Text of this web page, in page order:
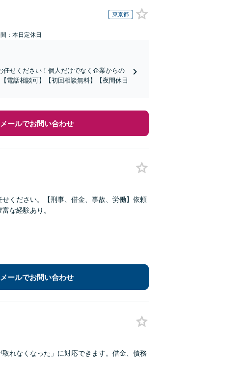
東京都
：本日定休日
せください！個人だけでなく企業からの
電話相談可】【初回相談無料】【夜間休日
メールでお問い合わせ
ください。【刑事、借金、事故、労働】依頼
な経験あり。
メールでお問い合わせ
れなくなった」に対応できます。借金、債務